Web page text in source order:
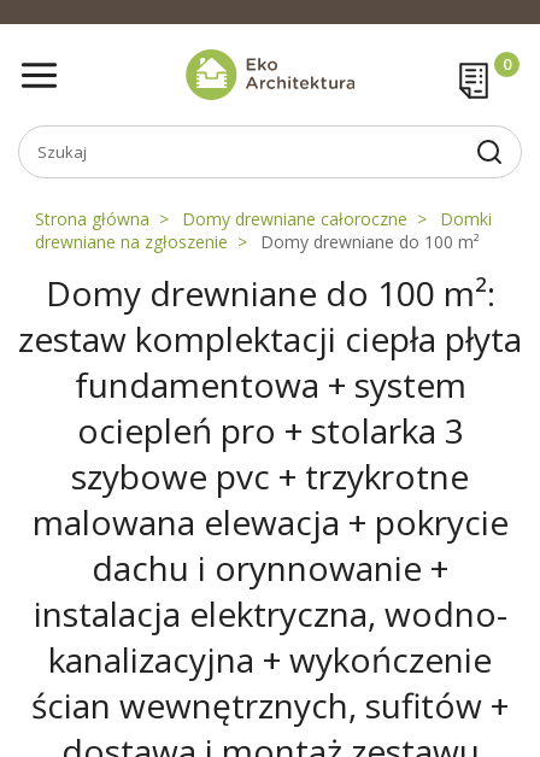
Strona główna Domy drewniane całoroczne
Domki
drewniane na zgłoszenie
Domy drewniane do 100 m²
Domy drewniane do 100 m²:
zestaw komplektacji ciepła płyta
fundamentowa + system
ociepleń pro + stolarka 3
szybowe pvc + trzykrotne
malowana elewacja + pokrycie
dachu i orynnowanie +
instalacja elektryczna, wodno-
kanalizacyjna + wykończenie
ścian wewnętrznych, sufitów +